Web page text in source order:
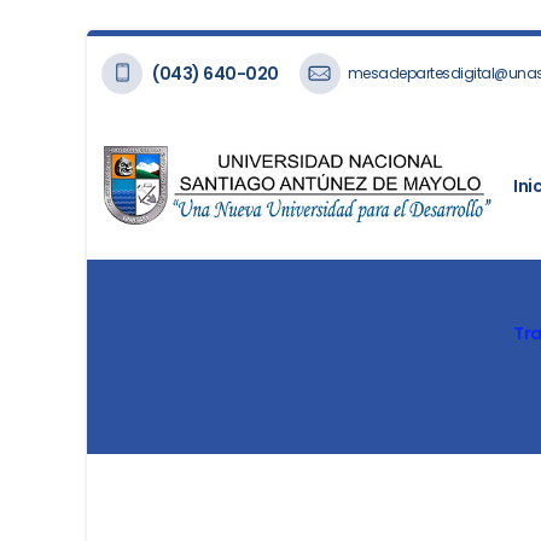
(043) 640-020